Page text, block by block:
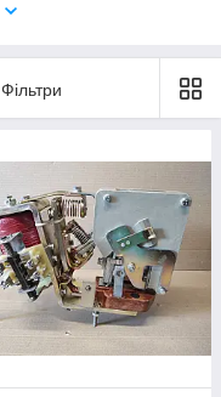
Фільтри